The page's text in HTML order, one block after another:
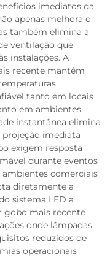
imediatos da
apenas melhora o
também elimina a
ventilação que
instalações. A
recente mantém
tanto em locais
em ambientes
instantânea elimina
imediata
exigem resposta
durante eventos
ambientes comerciais
diretamente a
sistema LED a
gobo mais recente
onde lâmpadas
reduzidos de
operacionais